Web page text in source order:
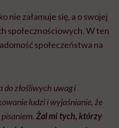
nie załamuje się, a o swojej
społecznościowych. W ten
społeczeństwa na
do złośliwych uwag i
ludzi i wyjaśnianie, że
Żal mi tych, którzy